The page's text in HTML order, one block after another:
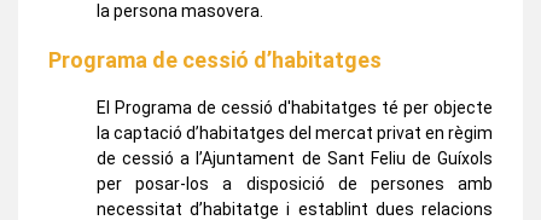
la persona masovera.
Programa de cessió d’habitatges
El Programa de cessió d'habitatges té per objecte
la captació d’habitatges del mercat privat en règim
de cessió a l’Ajuntament de Sant Feliu de Guíxols
per posar-los a disposició de persones amb
necessitat d’habitatge i establint dues relacions